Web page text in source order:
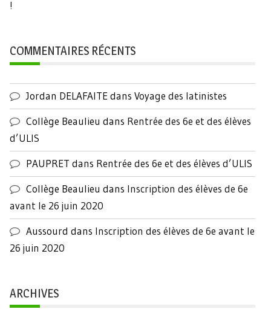
!
COMMENTAIRES RÉCENTS
Jordan DELAFAITEdans Voyage des latinistes
Collège Beaulieu dans Rentrée des 6e et des élèves
d’ULIS
PAUPRET dans Rentrée des 6e et des élèves d’ULIS
Collège Beaulieu dans Inscription des élèves de 6e
avant le 26 juin 2020
Aussourd dans Inscription des élèves de 6e avant le
26 juin 2020
ARCHIVES